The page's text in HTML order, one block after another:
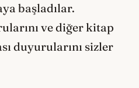
başladılar.
ve diğer kitap
duyurularını sizler